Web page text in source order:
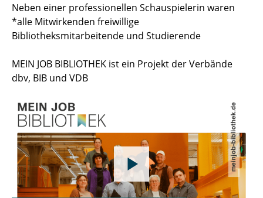
Neben einer professionellen Schauspielerin waren
*alle Mitwirkenden freiwillige
Bibliotheksmitarbeitende und Studierende
MEIN JOB BIBLIOTHEK ist ein Projekt der Verbände
dbv, BIB und VDB